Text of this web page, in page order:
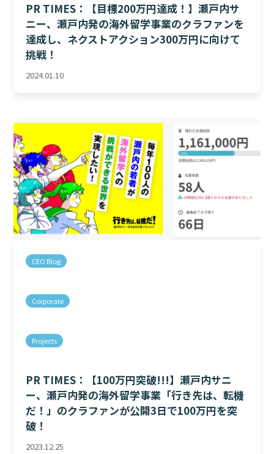
PR TIMES：【目標200万円達成！】瀬戸内サ
ニー、瀬戸内発の海外留学事業のクラファンを
達成し、ネクストアクション300万円に向けて
挑戦！
2024.01.10
CEO Blog
Corporate
Projects
PR TIMES：【100万円突破!!!】瀬戸内サニ
ー、瀬戸内発の海外留学事業「行き先は、転機
だ！」のクラファンが公開3日で100万円を突
破！
2023.12.25